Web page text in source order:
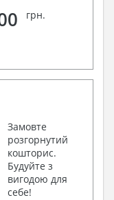
грн.
Замовте
розгорнутий
кошторис.
Будуйте з
вигодою для
себе!